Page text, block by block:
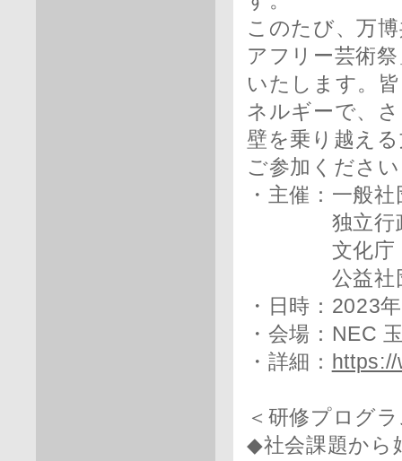
このたび、万
アフリー芸術
いたします。
ネルギーで、
壁を乗り越え
ご参加くださ
・主催：一般
独立行政法
文化庁
公益社団法
・日時：2023
・会場：NEC
・詳細：
＜研修プログ
◆社会課題から